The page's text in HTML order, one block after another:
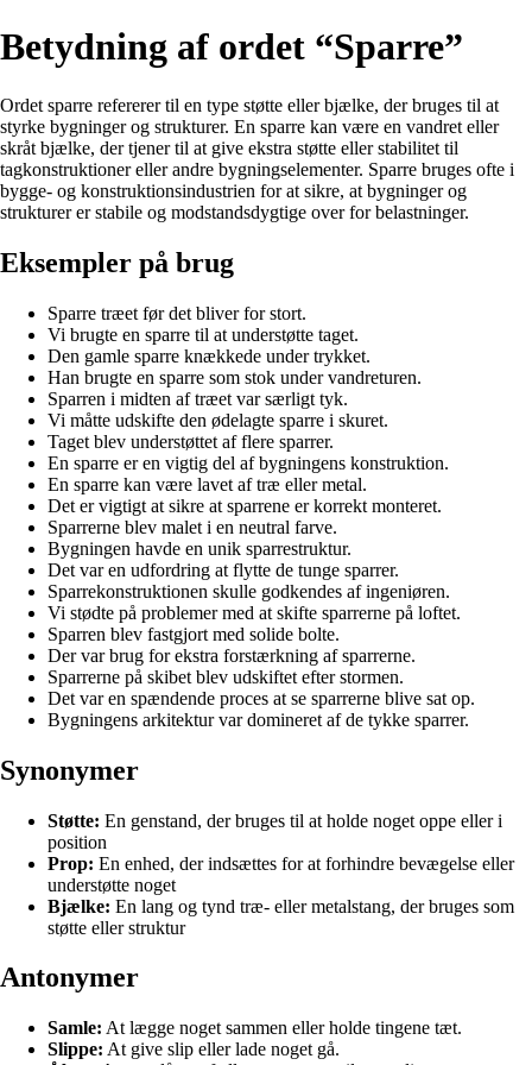
Betydning af ordet “Sparre”
Ordet sparre refererer til en type støtte eller bjælke, der bruges til at
styrke bygninger og strukturer. En sparre kan være en vandret eller
skråt bjælke, der tjener til at give ekstra støtte eller stabilitet til
tagkonstruktioner eller andre bygningselementer. Sparre bruges ofte i
bygge- og konstruktionsindustrien for at sikre, at bygninger og
strukturer er stabile og modstandsdygtige over for belastninger.
Eksempler på brug
Sparre træet før det bliver for stort.
Vi brugte en sparre til at understøtte taget.
Den gamle sparre knækkede under trykket.
Han brugte en sparre som stok under vandreturen.
Sparren i midten af træet var særligt tyk.
Vi måtte udskifte den ødelagte sparre i skuret.
Taget blev understøttet af flere sparrer.
En sparre er en vigtig del af bygningens konstruktion.
En sparre kan være lavet af træ eller metal.
Det er vigtigt at sikre at sparrene er korrekt monteret.
Sparrerne blev malet i en neutral farve.
Bygningen havde en unik sparrestruktur.
Det var en udfordring at flytte de tunge sparrer.
Sparrekonstruktionen skulle godkendes af ingeniøren.
Vi stødte på problemer med at skifte sparrerne på loftet.
Sparren blev fastgjort med solide bolte.
Der var brug for ekstra forstærkning af sparrerne.
Sparrerne på skibet blev udskiftet efter stormen.
Det var en spændende proces at se sparrerne blive sat op.
Bygningens arkitektur var domineret af de tykke sparrer.
Synonymer
Støtte: En genstand, der bruges til at holde noget oppe eller i
position
Prop: En enhed, der indsættes for at forhindre bevægelse eller
understøtte noget
Bjælke: En lang og tynd træ- eller metalstang, der bruges som
støtte eller struktur
Antonymer
Samle: At lægge noget sammen eller holde tingene tæt.
Slippe: At give slip eller lade noget gå.